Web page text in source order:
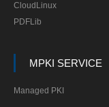
CloudLinux
PDFLib
MPKI SERVICE
Managed PKI